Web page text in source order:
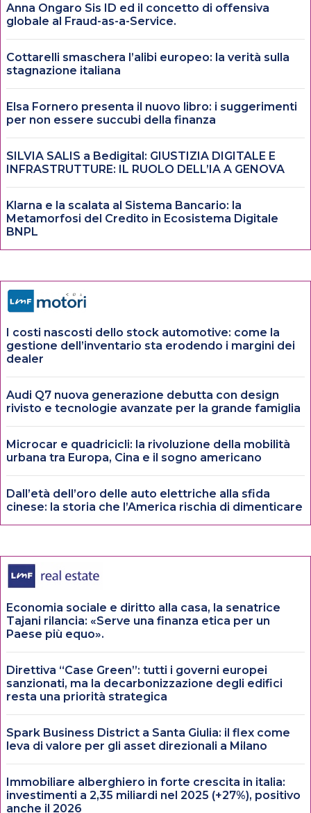
Anna Ongaro Sis ID ed il concetto di offensiva
globale al Fraud-as-a-Service.
Cottarelli smaschera l’alibi europeo: la verità sulla
stagnazione italiana
Elsa Fornero presenta il nuovo libro: i suggerimenti
per non essere succubi della finanza
SILVIA SALIS a Bedigital: GIUSTIZIA DIGITALE E
INFRASTRUTTURE: IL RUOLO DELL’IA A GENOVA
Klarna e la scalata al Sistema Bancario: la
Metamorfosi del Credito in Ecosistema Digitale
BNPL
I costi nascosti dello stock automotive: come la
gestione dell’inventario sta erodendo i margini dei
dealer
Audi Q7 nuova generazione debutta con design
rivisto e tecnologie avanzate per la grande famiglia
Microcar e quadricicli: la rivoluzione della mobilità
urbana tra Europa, Cina e il sogno americano
Dall’età dell’oro delle auto elettriche alla sfida
cinese: la storia che l’America rischia di dimenticare
Economia sociale e diritto alla casa, la senatrice
Tajani rilancia: «Serve una finanza etica per un
Paese più equo».
Direttiva “Case Green”: tutti i governi europei
sanzionati, ma la decarbonizzazione degli edifici
resta una priorità strategica
Spark Business District a Santa Giulia: il flex come
leva di valore per gli asset direzionali a Milano
Immobiliare alberghiero in forte crescita in italia:
investimenti a 2,35 miliardi nel 2025 (+27%), positivo
anche il 2026